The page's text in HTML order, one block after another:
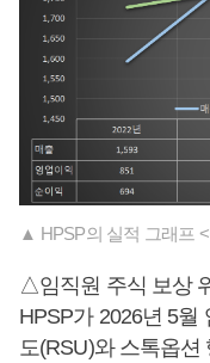
▲ HPSP의 실적 그래프
△임직원 주식 보상
HPSP가 2026년 5월
도(RSU)와 스톡옵